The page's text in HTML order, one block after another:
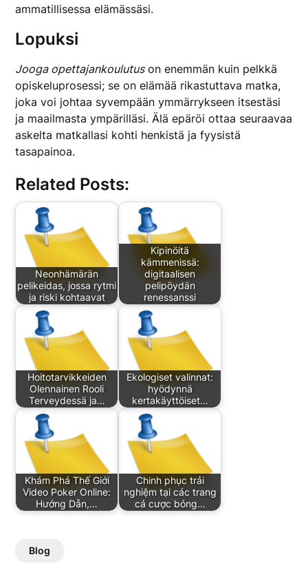
ammatillisessa elämässäsi.
Lopuksi
Jooga opettajankoulutuson enemmän kuin pelkkä
opiskeluprosessi; se on elämää rikastuttava matka,
joka voi johtaa syvempään ymmärrykseen itsestäsi
ja maailmasta ympärilläsi. Älä epäröi ottaa seuraavaa
askelta matkallasi kohti henkistä ja fyysistä
tasapainoa.
Related Posts:
Neonhämärän
pelikeidas, jossa rytmi
ja riski kohtaavat
Kipinöitä
kämmenissä:
digitaalisen
pelipöydän
renessanssi
Hoitotarvikkeiden
Olennainen Rooli
Terveydessä ja…
Ekologiset valinnat:
hyödynnä
kertakäyttöiset…
Khám Phá Thế Giới
Video Poker Online:
Hướng Dẫn,…
Chinh phục trải
nghiệm tại các trang
cá cược bóng…
Blog